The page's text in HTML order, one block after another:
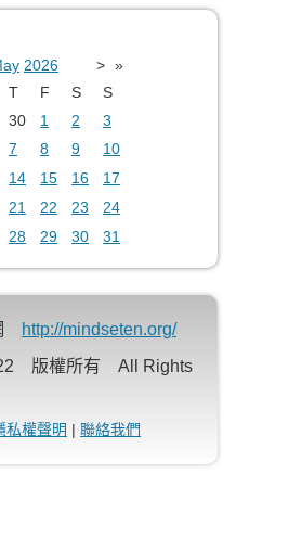
2026 > »
T F S
S
30 1 2
3
7 8 9
10
14 15 16
17
21 22 23
24
28 29 30 31
http://mindseten.org/
版權所有 All Rights
私權聲明 | 聯絡我們